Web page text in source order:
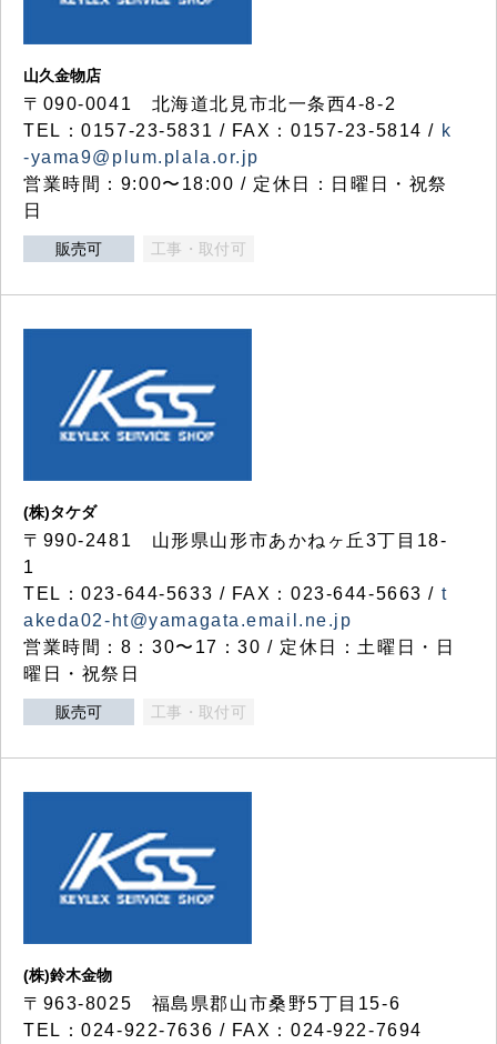
山久金物店
〒090-0041 北海道北見市北一条西4-8-2
TEL：0157-23-5831 / FAX：0157-23-5814 / k
-yama9@plum.plala.or.jp
営業時間：9:00〜18:00 / 定休日：日曜日・祝祭
日
販売可 工事・取付可
(株)タケダ
〒990-2481 山形県山形市あかねヶ丘3丁目18-
1
TEL：023-644-5633 / FAX：023-644-5663 / t
akeda02-ht@yamagata.email.ne.jp
営業時間：8：30〜17：30 / 定休日：土曜日・日
曜日・祝祭日
販売可 工事・取付可
(株)鈴木金物
〒963-8025 福島県郡山市桑野5丁目15-6
TEL：024-922-7636 / FAX：024-922-7694